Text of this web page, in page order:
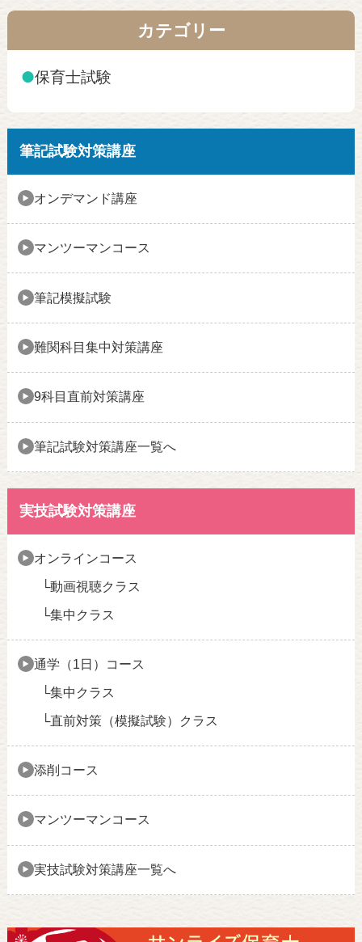
カテゴリー
●保育士試験
筆記試験対策講座
オンデマンド講座
マンツーマンコース
筆記模擬試験
難関科目集中対策講座
9科目直前対策講座
筆記試験対策講座一覧へ
実技試験対策講座
オンラインコース
動画視聴クラス
集中クラス
通学（1日）コース
集中クラス
直前対策（模擬試験）クラス
添削コース
マンツーマンコース
実技試験対策講座一覧へ